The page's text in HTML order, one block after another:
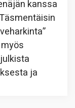
kanssa
Täsmentäisin
ja